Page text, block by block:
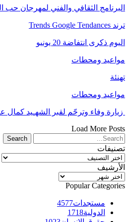
البرنامج الثقافي والفني لمهرجان حب
ترند Trends Google Tendances
اليوم ذكرى انتفاضة 20 يونيو
مواعيد ومحطات
تهنئة
مواعيد ومحطات
زيارة وفاء وترحّم لقبر الشهـيد
Load More Posts
تصنيفات
تصنيفات
الأرشيف
الأرشيف
Popular Categories
مستجدات4577
الدولية1718